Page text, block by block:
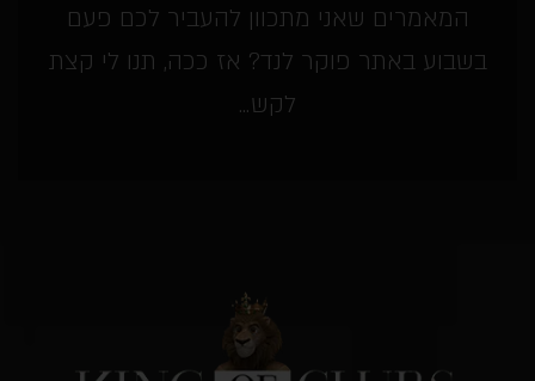
המאמרים שאני מתכוון להעביר לכם פעם
בשבוע באתר פוקר לנד? אז ככה, תנו לי קצת
לקש...